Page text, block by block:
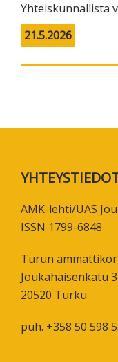
Yhteiskunnallista
21.5.2026
Footer
AMK-lehti/UAS
ISSN 1799-6848
Turun
Joukahaisenkatu 3
20520 Turku
puh. +358 50 598